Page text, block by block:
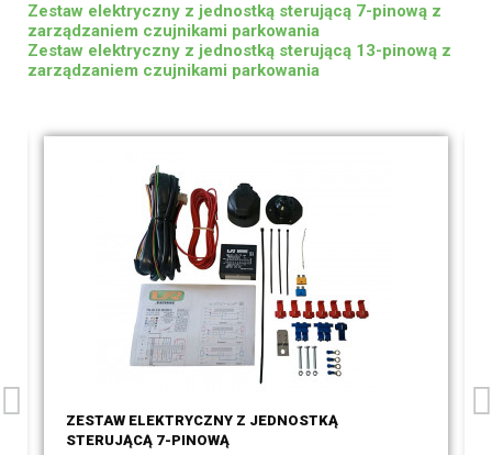
ZESTAW ELEKTRYCZNY Z JEDNOSTKĄ
STERUJĄCĄ 7-PINOWĄ
Zestaw elektryczny z jednostką sterującą 7-pinową z
zarządzaniem czujnikami parkowania
Zestaw elektryczny z jednostką sterującą 13-pinową z
zarządzaniem czujnikami parkowania